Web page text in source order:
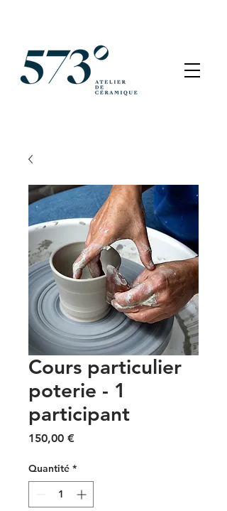
Cours particulier
poterie - 1
participant
150,00 €
Quantité *